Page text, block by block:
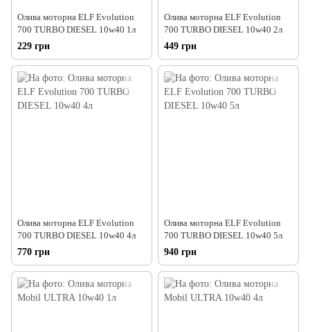
Олива моторна ELF Evolution
700 TURBO DIESEL 10w40 1л
229 грн
Олива моторна ELF Evolution
700 TURBO DIESEL 10w40 2л
449 грн
Олива моторна ELF Evolution
700 TURBO DIESEL 10w40 4л
770 грн
Олива моторна ELF Evolution
700 TURBO DIESEL 10w40 5л
940 грн